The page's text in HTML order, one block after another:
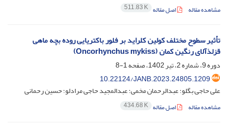
مشاهده مقاله اصل مقاله 511.83 K
تأثیر سطوح مختلف کولین کلراید بر فلور باکتریایی روده بچه ماهی
قزلذآلای رنگین کمان (Oncorhynchus mykiss)
دوره 9، شماره 2، تیر 1402، صفحه
1-8
10.22124/JANB.2023.24805.1209
علی حاجی بگلو؛ عبدالرحمان مخمی؛ عبدالمجید حاجی مرادلو؛ حسین رحمانی
مشاهده مقاله اصل مقاله 434.68 K